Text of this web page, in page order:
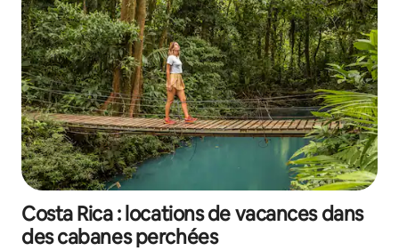
Costa Rica : locations de vacances dans
des cabanes perchées